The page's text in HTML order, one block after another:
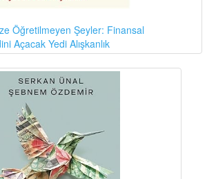
Öğretilmeyen Şeyler: Finansal
Açacak Yedi Alışkanlık